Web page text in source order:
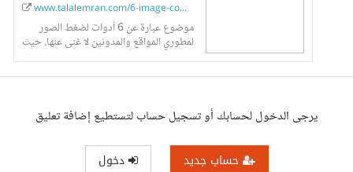
www.talalemran.com/6-image-compress...
موضوع عبارة عن 6 أدوات لضغط الصور
لمطوري المواقع والمدونين لا غنى عنها. حيث
يتم التحدث عن أفضل المواقع في عملية
يرجى الدخول لحسابك أو تسجيل حساب لتستطيع إضافة تعليق
حساب جديد دخول